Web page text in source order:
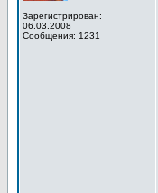
Зарегистрирован:
06.03.2008
Сообщения: 1231